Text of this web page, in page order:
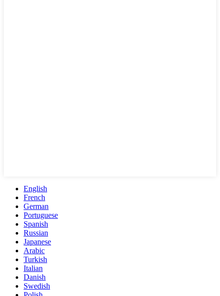
English
French
German
Portuguese
Spanish
Russian
Japanese
Arabic
Turkish
Italian
Danish
Swedish